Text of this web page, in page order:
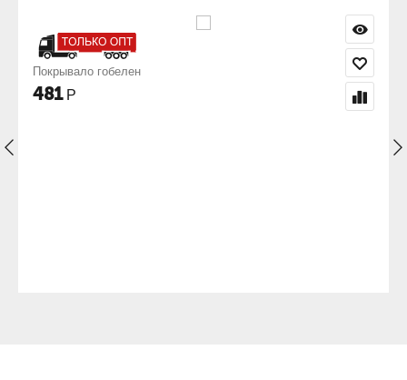
Наволочка гобелен 50х50 Эллада